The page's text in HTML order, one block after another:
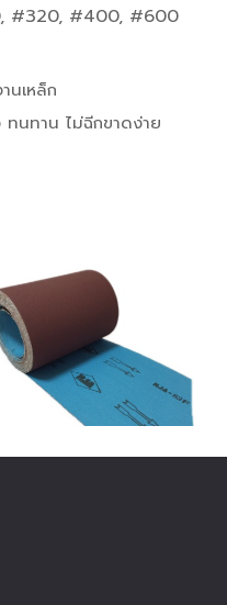
#320, #400, #600
นเหล็ก
นทาน ไม่ฉีกขาดง่าย